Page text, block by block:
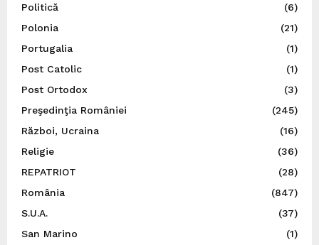
Politică
(6)
Polonia
(21)
Portugalia
(1)
Post Catolic
(1)
Post Ortodox
(3)
Preşedinţia României
(245)
Război, Ucraina
(16)
Religie
(36)
REPATRIOT
(28)
România
(847)
S.U.A.
(37)
San Marino
(1)